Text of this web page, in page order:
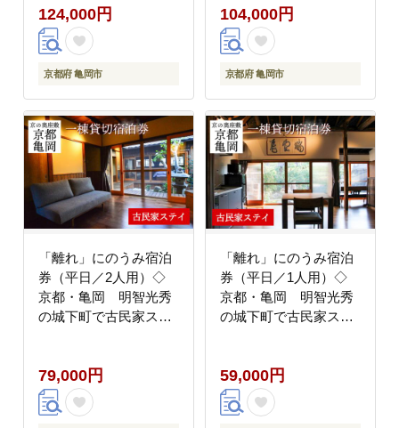
124,000円
京都府 亀岡市
104,000円
京都府 亀岡市
「離れ」にのうみ宿泊
券（平日／2人用）◇
京都・亀岡 明智光秀
の城下町で古民家ステ
79,000円
「離れ」にのうみ宿泊
券（平日／1人用）◇
京都・亀岡 明智光秀
の城下町で古民家ステ
59,000円